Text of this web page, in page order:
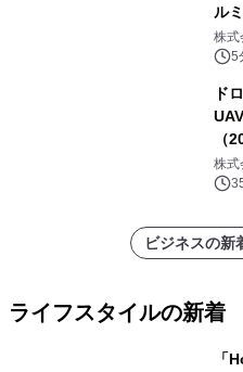
ル
ー
株式
5
ド
（
距
ス
株式
ビジネスの新
ライフスタイルの新着
「